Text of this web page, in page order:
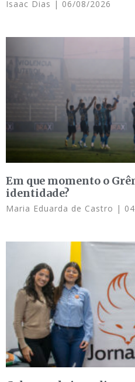
Isaac Dias 06/08/2026
Em que momento o
identidade?
Maria Eduarda de Castro